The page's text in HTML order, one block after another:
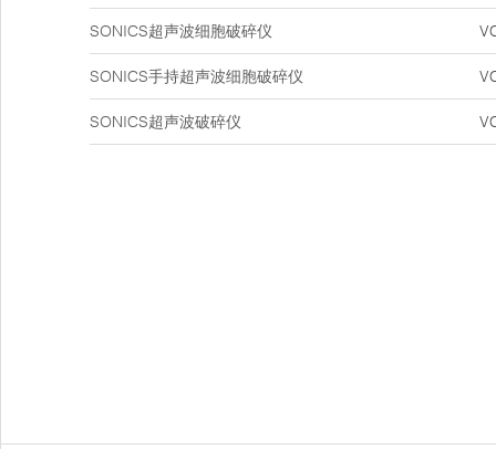
SONICS超声波细胞破碎仪
SONICS手持超声波细胞破碎仪
SONICS超声波破碎仪